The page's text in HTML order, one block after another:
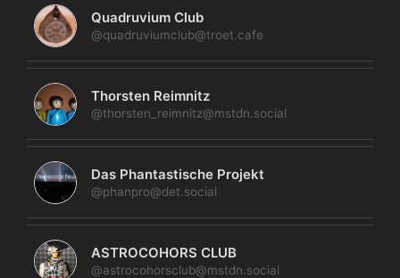
Quadruvium Club
@quadruviumclub@troet.cafe
Thorsten Reimnitz
@thorsten_reimnitz@mstdn.social
Das Phantastische Projekt
@phanpro@det.social
ASTROCOHORS CLUB
@astrocohorsclub@mstdn.social